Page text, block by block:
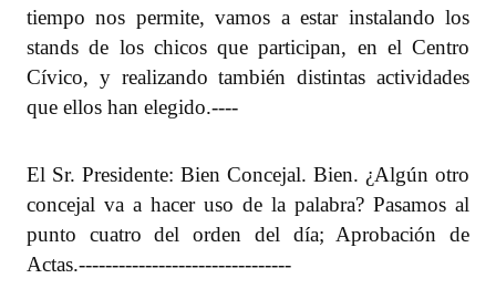
tiempo nos permite, vamos a estar instalando los
stands de los chicos que participan, en el Centro
Cívico, y realizando también distintas actividades
que ellos han elegido.----
El Sr. Presidente: Bien Concejal. Bien. ¿Algún otro
concejal va a hacer uso de la palabra? Pasamos al
punto cuatro del orden del día; Aprobación de
Actas.--------------------------------